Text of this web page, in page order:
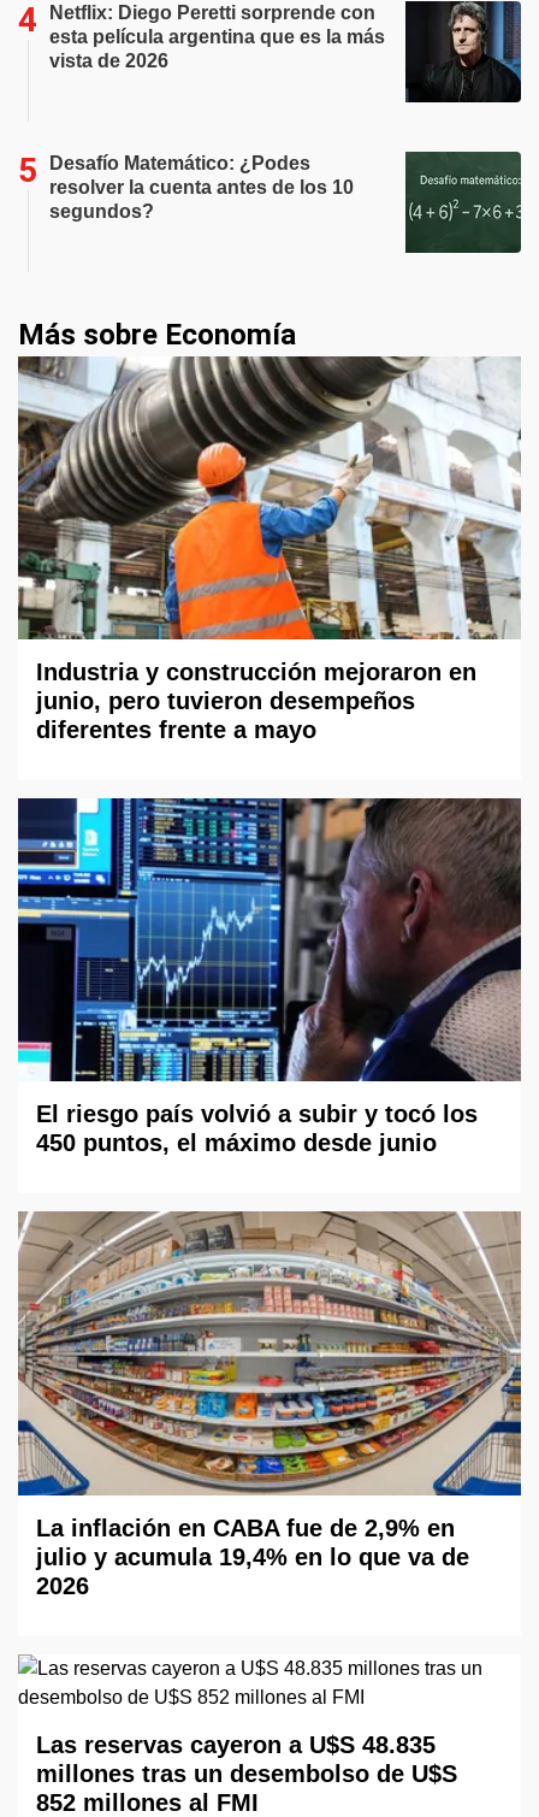
Netflix: Diego Peretti sorprende con
esta película argentina que es la más
vista de 2026
Desafío Matemático: ¿Podes
resolver la cuenta antes de los 10
segundos?
Más sobre Economía
Industria y construcción mejoraron en
junio, pero tuvieron desempeños
diferentes frente a mayo
El riesgo país volvió a subir y tocó los
450 puntos, el máximo desde junio
La inflación en CABA fue de 2,9% en
julio y acumula 19,4% en lo que va de
2026
Las reservas cayeron a U$S 48.835
millones tras un desembolso de U$S
852 millones al FMI